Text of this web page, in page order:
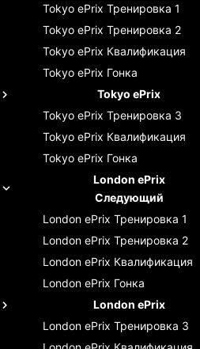
Tokyo ePrix Тренировка 1
Tokyo ePrix Тренировка 2
Tokyo ePrix Квалификация
Tokyo ePrix Гонка
Tokyo ePrix
Tokyo ePrix Тренировка 3
Tokyo ePrix Квалификация
Tokyo ePrix Гонка
London ePrix
Следующий
London ePrix Тренировка 1
London ePrix Тренировка 2
London ePrix Квалификация
London ePrix Гонка
London ePrix
London ePrix Тренировка 3